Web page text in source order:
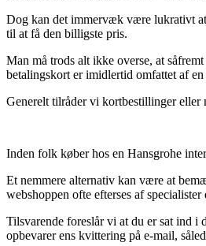
Dog kan det immervæk være lukrativt
til at få den billigste pris.
Man må trods alt ikke overse, at
betalingskort er imidlertid omfattet af
Generelt tilråder vi kortbestillinger
Inden folk køber hos en Hansgrohe
Et nemmere alternativ kan være at
webshoppen ofte efterses af
Tilsvarende foreslår vi at du er sat ind i
opbevarer ens kvittering på e-mail,